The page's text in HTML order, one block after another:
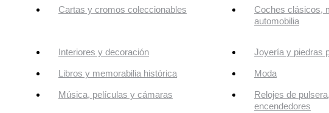
Cartas y cromos coleccionables
Coches clásicos,
automobilia
Interiores y decoración Joyería y piedras
Libros y memorabilia histórica Moda
Música, películas y cámaras
Relojes de
encendedores